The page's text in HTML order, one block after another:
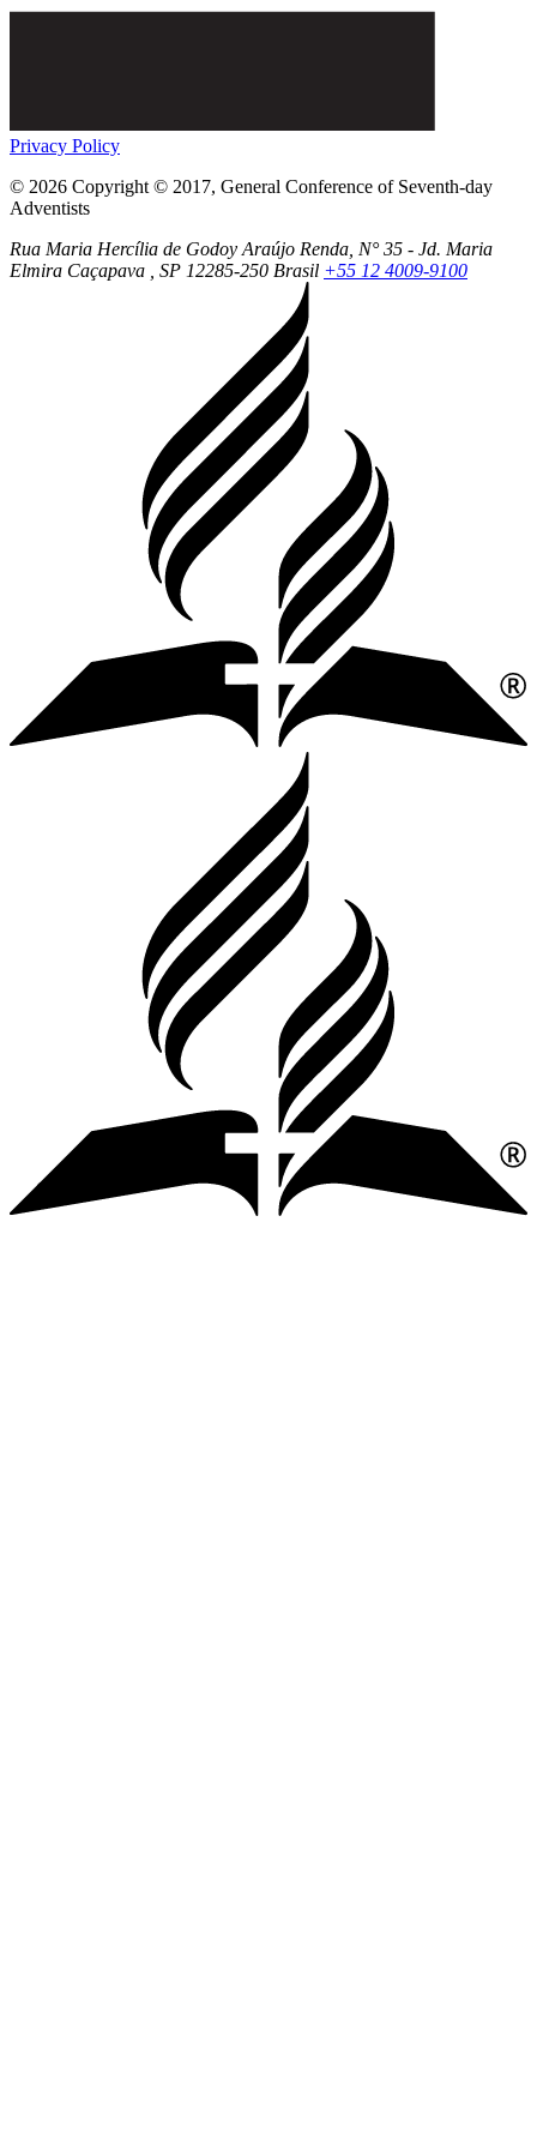
Privacy Policy
© 2026 Copyright © 2017, General Conference of Seventh-day
Adventists
Rua Maria Hercília de Godoy Araújo Renda, N° 35 - Jd. Maria
Elmira Caçapava , SP 12285-250 Brasil +55 12 4009-9100